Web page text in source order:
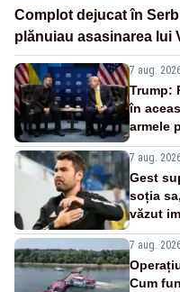
Complot dejucat în
plănuiau asasinarea lui
7 aug.
Trump:
în
armele
7 aug.
Gest
soția
văzut
7 aug.
Cum